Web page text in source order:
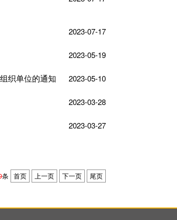
2023-07-17
2023-05-19
2023-05-10
织单位的通知
2023-03-28
2023-03-27
条 首页 上一页 下一页 尾页